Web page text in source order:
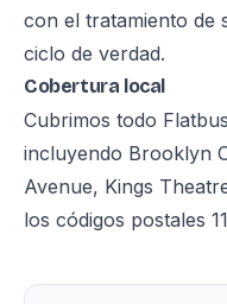
con el tratamiento de
ciclo de verdad.
Cobertura local
Cubrimos todo
incluyendo Brooklyn
Avenue, Kings
los códigos postales